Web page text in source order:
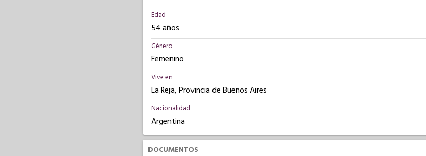
Edad
54 años
Género
Femenino
Vive en
La Reja, Provincia de Buenos Aires
Nacionalidad
Argentina
DOCUMENTOS